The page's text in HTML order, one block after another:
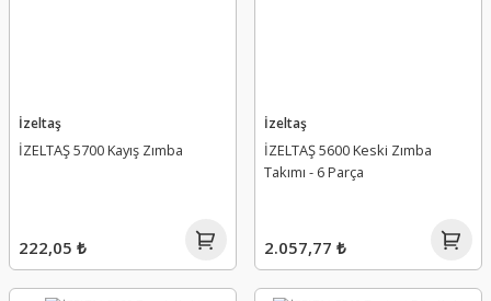
İzeltaş
İZELTAŞ 5700 Kayış Zımba
222,05 ₺
İzeltaş
İZELTAŞ 5600 Keski Zımba
Takımı - 6 Parça
2.057,77 ₺